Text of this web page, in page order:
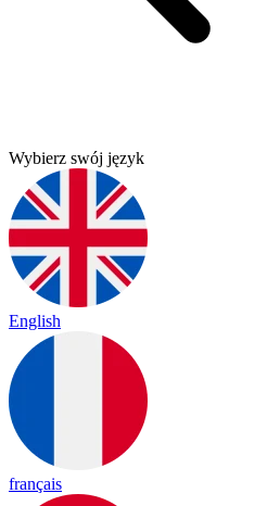
Wybierz swój język
English
français